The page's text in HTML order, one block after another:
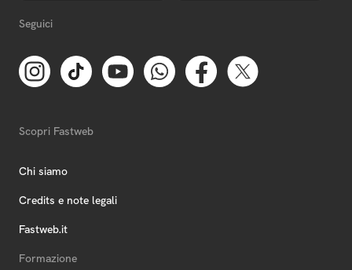
Seguici
Scopri Fastweb
Chi siamo
Credits e note legali
Fastweb.it
Formazione